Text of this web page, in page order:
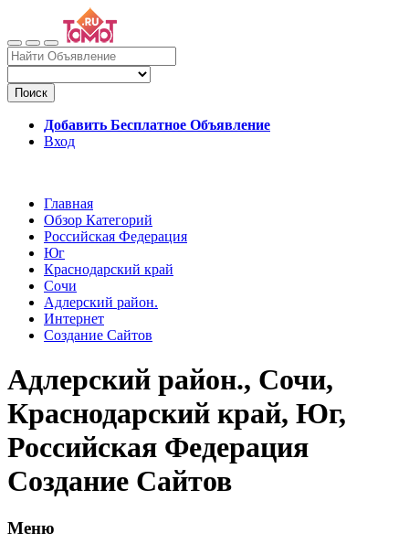
Поиск
Добавить Бесплатное Объявление
Вход
Главная
Обзор Категорий
Российская Федерация
Юг
Краснодарский край
Сочи
Адлерский район.
Интернет
Создание Сайтов
Адлерский район., Сочи,
Краснодарский край, Юг,
Российская Федерация
Создание Сайтов
Меню